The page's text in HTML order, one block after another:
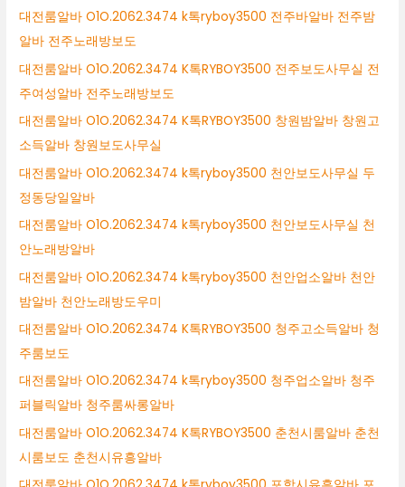
대전룸알바 O1O.2062.3474 k톡ryboy3500 전주바알바 전주밤
알바 전주노래방보도
대전룸알바 O1O.2062.3474 K톡RYBOY3500 전주보도사무실 전
주여성알바 전주노래방보도
대전룸알바 O1O.2062.3474 K톡RYBOY3500 창원밤알바 창원고
소득알바 창원보도사무실
대전룸알바 O1O.2062.3474 k톡ryboy3500 천안보도사무실 두
정동당일알바
대전룸알바 O1O.2062.3474 k톡ryboy3500 천안보도사무실 천
안노래방알바
대전룸알바 O1O.2062.3474 k톡ryboy3500 천안업소알바 천안
밤알바 천안노래방도우미
대전룸알바 O1O.2062.3474 K톡RYBOY3500 청주고소득알바 청
주룸보도
대전룸알바 O1O.2062.3474 k톡ryboy3500 청주업소알바 청주
퍼블릭알바 청주룸싸롱알바
대전룸알바 O1O.2062.3474 K톡RYBOY3500 춘천시룸알바 춘천
시룸보도 춘천시유흥알바